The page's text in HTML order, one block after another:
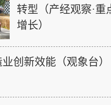
转型（产经观察·重
增长）
创新效能（观象台）